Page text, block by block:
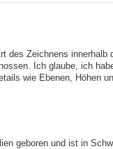
des Zeichnens innerhalb
Ich glaube, ich
wie Ebenen, Höhen
geboren und ist in